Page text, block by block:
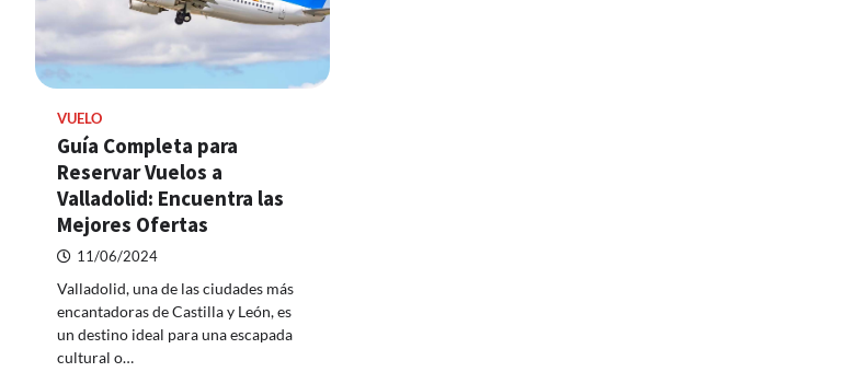
VUELO
Guía Completa para
Reservar Vuelos a
Valladolid: Encuentra las
Mejores Ofertas
11/06/2024
Valladolid, una de las ciudades más
encantadoras de Castilla y León, es
un destino ideal para una escapada
cultural o…